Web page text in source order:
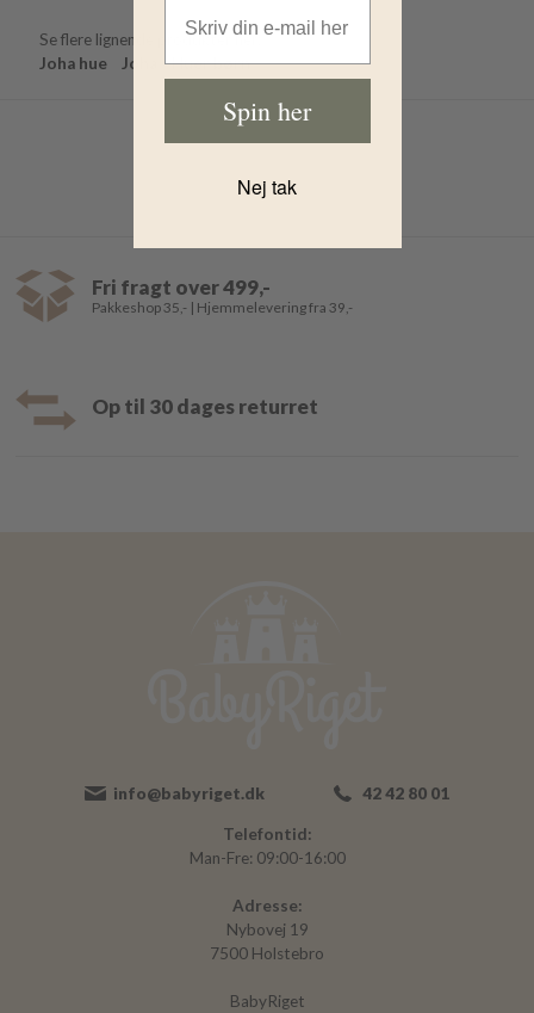
Se flere lignende produkter her:
Joha hue
Joha Huer børn
Fri fragt over 499,-
Pakkeshop 35,- | Hjemmelevering fra 39,-
Op til 30 dages returret
info@babyriget.dk 42 42 80 01
Telefontid:
Man-Fre: 09:00-16:00
Adresse:
Nybovej 19
7500 Holstebro
BabyRiget
Spin her
Nej tak